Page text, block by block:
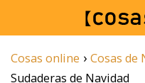
Cosas online › Cosas de
Sudaderas de Navidad